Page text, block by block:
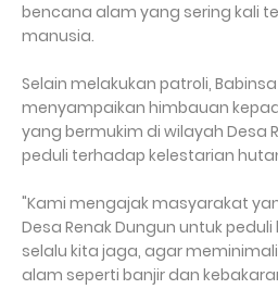
bencana alam yang sering kali
manusia.
Selain melakukan patroli,
menyampaikan himbauan
yang bermukim di wilayah Desa
peduli terhadap kelestarian
"Kami mengajak masyarakat
Desa Renak Dungun untuk
selalu kita jaga, agar
alam seperti banjir dan